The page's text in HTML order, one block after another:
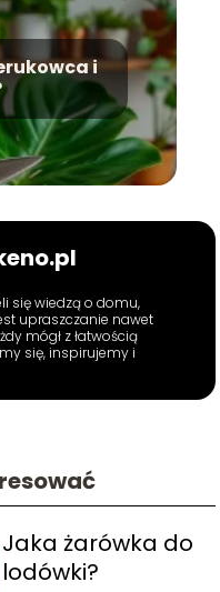
i
się wiedzą o domu,
upraszczanie nawet
mógł z łatwością
się, inspirujemy i
Jaka żarówka do
lodówki?